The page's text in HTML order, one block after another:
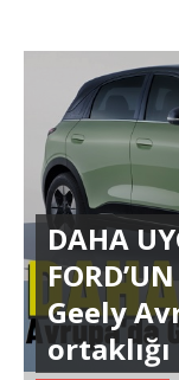
DAHA
Geely